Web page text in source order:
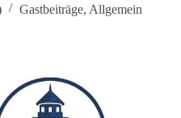
Gastbeiträge, Allgemein